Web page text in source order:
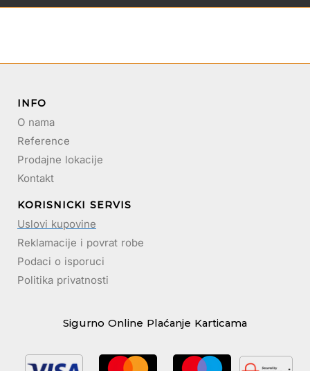
INFO
O nama
Reference
Prodajne lokacije
Kontakt
KORISNICKI SERVIS
Uslovi kupovine
Reklamacije i povrat robe
Podaci o isporuci
Politika privatnosti
Sigurno Online Plaćanje Karticama